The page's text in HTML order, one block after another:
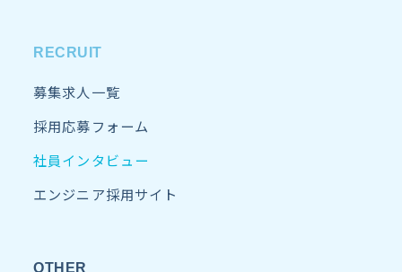
RECRUIT
募集求人一覧
採用応募フォーム
社員インタビュー
エンジニア採用サイト
OTHER